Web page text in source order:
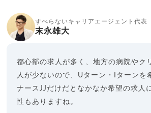
すべらないキャリアエージェント代表
末永雄大
都心部の求人が多く、地方の病院やク
人が少ないので、Uターン・Iターンを
ナースJJだけだとなかなか希望の求人
性もありますね。